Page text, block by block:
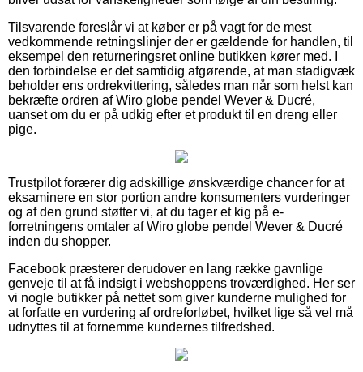
Tilsvarende foreslår vi at køber er på vagt for de mest
vedkommende retningslinjer der er gældende for handlen, til
eksempel den returneringsret online butikken kører med. I
den forbindelse er det samtidig afgørende, at man stadigvæk
beholder ens ordrekvittering, således man når som helst kan
bekræfte ordren af Wiro globe pendel Wever & Ducré,
uanset om du er på udkig efter et produkt til en dreng eller
pige.
Trustpilot forærer dig adskillige ønskværdige chancer for at
eksaminere en stor portion andre konsumenters vurderinger
og af den grund støtter vi, at du tager et kig på e-
forretningens omtaler af Wiro globe pendel Wever & Ducré
inden du shopper.
Facebook præsterer derudover en lang række gavnlige
genveje til at få indsigt i webshoppens troværdighed. Her ser
vi nogle butikker på nettet som giver kunderne mulighed for
at forfatte en vurdering af ordreforløbet, hvilket lige så vel må
udnyttes til at fornemme kundernes tilfredshed.